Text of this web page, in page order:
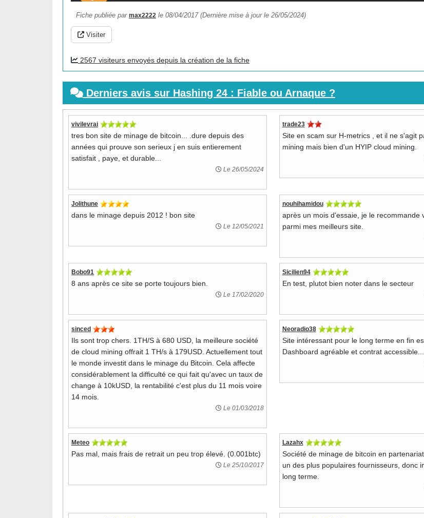
Fiche publiée par max2222 le 08/04/2017 (Dernière mise à jour le 26/05/2024)
Visiter
2567 visiteurs envoyés depuis la création de la fiche
Derniers avis sur Hashing 24 : Fiable ou Arnaque ?
vivilevrai
tres bon site de minage de bitcoin... .dure depuis des
années qui prouve son serieux j en suis entierement
satisfait , paye, et durable...
Le 26/05/2024
trade23
Site en scam sur H-metrics , et il ne s'agit
mining mais bien d'un HYIP cloud mining.
Jolithune
dans le minage depuis 2012 ! bon site
Le 12/05/2021
nouhihamidou
après un mois d'essaie, je le recommande
parmi mes meilleurs site.
Bobo91
8 ans après ce site se porte toujours bien.
Le 17/02/2020
Sicilien94
En test, plutot bien noter dans le secteur
sinced
Ils sont trop chers. 1TH/S à 680 USD, la meilleure société
de cloud mining offrait 1 TH/s à 179USD. Actuellement tout
le monde investit dans le minage du Bitcoin. Cela affecte
considérablement la difficulté ce qui fait qu'avec un taux de
change à 10kUSD, la rentabilité c'est plus du 11 mois voire
14 mois.
Le 01/03/2018
Neoradio38
Site intéressant pour le long terme en fin
Dashboard agréable et contrat accessible...
Meteo
Pas mal, mais frais de retrait un peu trop élevé. (0.001btc)
Le 25/10/2017
Lazahx
Société de minage de bitcoin en
un des plus populaires fournisseurs, donc
long terme.